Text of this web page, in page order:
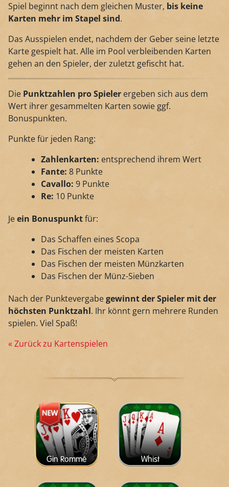
Spiel beginnt nach dem gleichen Muster, bis keine
Karten mehr im Stapel sind.
Das Ausspielen endet, nachdem der Geber seine letzte
Karte gespielt hat. Alle im Pool verbleibenden Karten
gehen an den Spieler, der zuletzt gefischt hat.
Die Punktzahlen pro Spieler ergeben sich aus dem
Wert ihrer gesammelten Karten sowie ggf.
Bonuspunkten.
Punkte für jeden Rang:
Zahlenkarten: entsprechend ihrem Wert
Fante: 8 Punkte
Cavallo: 9 Punkte
Re: 10 Punkte
Jeein Bonuspunktfür:
Das Schaffen eines Scopa
Das Fischen der meisten Karten
Das Fischen der meisten Münzkarten
Das Fischen der Münz-Sieben
Nach der Punktevergabegewinnt der Spieler mit der
höchsten Punktzahl. Ihr könnt gern mehrere Runden
spielen. Viel Spaß!
« Zurück zu Kartenspielen
Gin Rommé Whist